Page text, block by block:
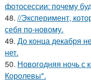
фотосессии: почему
48. //Эксперимент,
себя по-новому.
49. До конца декабря
нет.
50. Новогодняя ночь с
Королевы".